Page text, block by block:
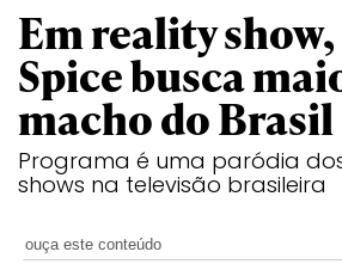
Em reality
Spice busca
macho do Brasil
Programa é uma paródia
shows na televisão brasileira
ouça este conteúdo